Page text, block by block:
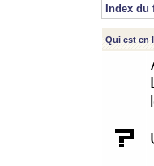
Index du
Qui est en